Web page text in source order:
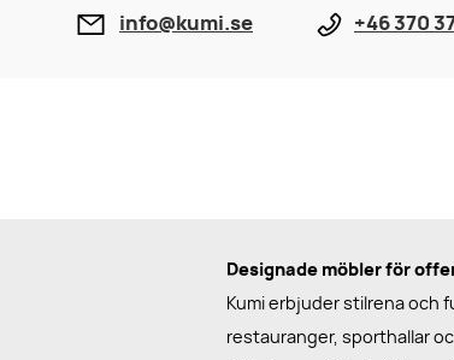
info@kumi.se +46 370
Designade möbler för
Kumi erbjuder stilrena och
restauranger, sporthallar